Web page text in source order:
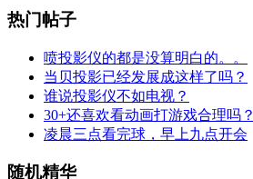
热门帖子
喷投影仪的都是没算明白的。。
当贝投影已经发展成这样了吗？
谁说投影仪不如电视？
30+还喜欢看动画打游戏合理吗？
凌晨三点看完球，早上九点开会
随机精华